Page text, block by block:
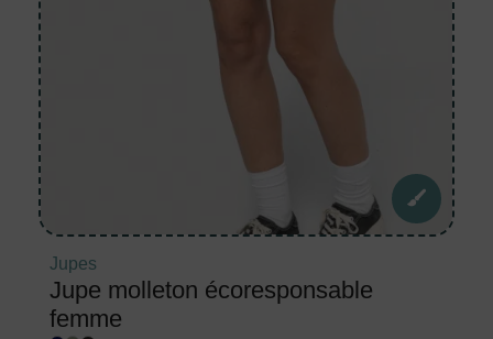
Jupes
Jupe molleton écoresponsable
femme